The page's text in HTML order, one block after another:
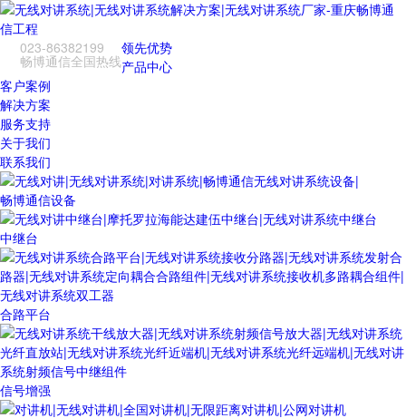
023-86382199
畅博通信全国热线
领先优势
产品中心
客户案例
解决方案
服务支持
关于我们
联系我们
畅博通信设备
中继台
合路平台
信号增强